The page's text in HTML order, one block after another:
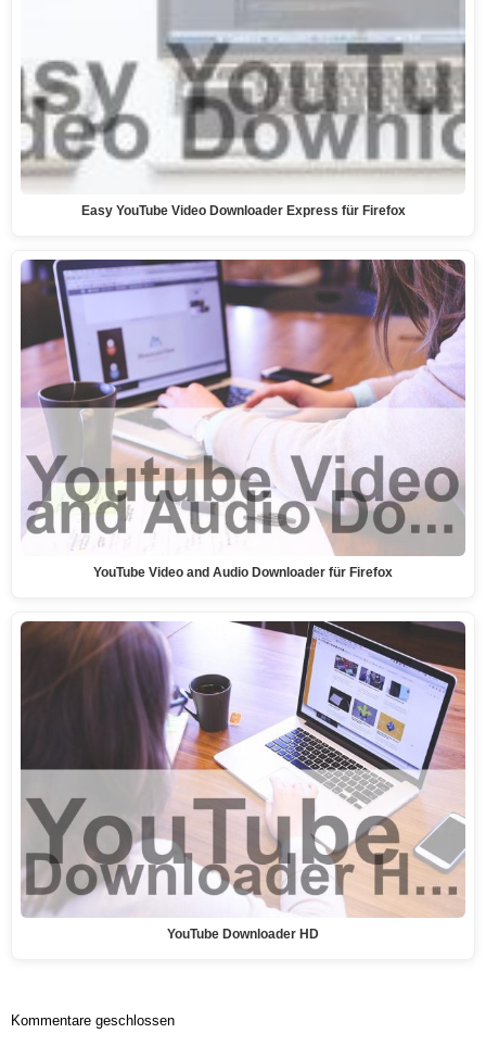
Easy YouTube Video Downloader Express für Firefox
YouTube Video and Audio Downloader für Firefox
YouTube Downloader HD
Kommentare geschlossen